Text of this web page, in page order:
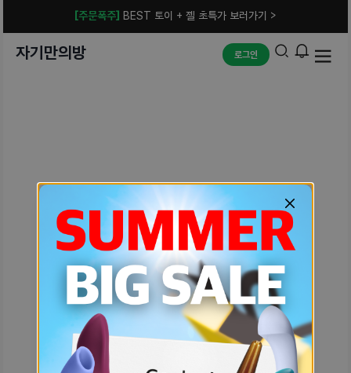
[주문폭주] BEST 토이 + 젤 초특가 보러가기 >
자기만의방 로그인
예상치 못한 에러입니다.